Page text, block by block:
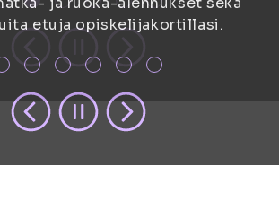
etuja opiskelijakortillasi.
osallistua.
kirkkaana mielessä.